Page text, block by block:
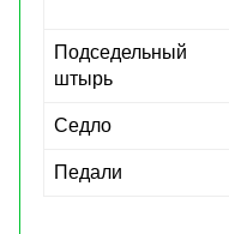
Подседельный
штырь
Седло
Педали